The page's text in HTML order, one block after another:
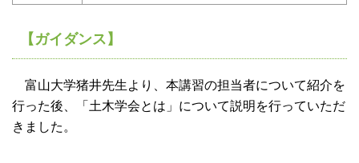
【ガイダンス】
富山大学猪井先生より、本講習の担当者について紹介を
行った後、「土木学会とは」について説明を行っていただ
きました。